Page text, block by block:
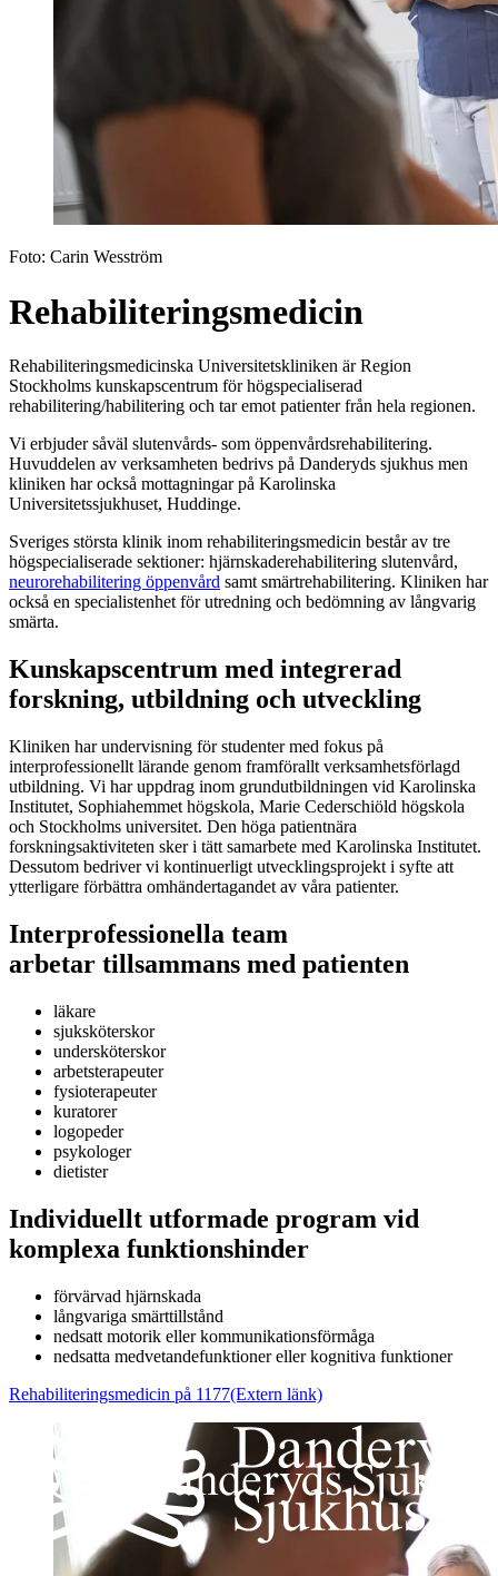
Foto: Carin Wesström
Rehabiliteringsmedicin
Rehabiliteringsmedicinska Universitetskliniken är Region
Stockholms kunskapscentrum för högspecialiserad
rehabilitering/habilitering och tar emot patienter från hela regionen.
Vi erbjuder såväl slutenvårds- som öppenvårdsrehabilitering.
Huvuddelen av verksamheten bedrivs på Danderyds sjukhus men
kliniken har också mottagningar på Karolinska
Universitetssjukhuset, Huddinge.
Sveriges största klinik inom rehabiliteringsmedicin består av tre
högspecialiserade sektioner: hjärnskaderehabilitering slutenvård,
neurorehabilitering öppenvård samt smärtrehabilitering. Kliniken har
också en specialistenhet för utredning och bedömning av långvarig
smärta.
Kunskapscentrum med integrerad
forskning, utbildning och utveckling
Kliniken har undervisning för studenter med fokus på
interprofessionellt lärande genom framförallt verksamhetsförlagd
utbildning. Vi har uppdrag inom grundutbildningen vid Karolinska
Institutet, Sophiahemmet högskola, Marie Cederschiöld högskola
och Stockholms universitet. Den höga patientnära
forskningsaktiviteten sker i tätt samarbete med Karolinska Institutet.
Dessutom bedriver vi kontinuerligt utvecklingsprojekt i syfte att
ytterligare förbättra omhändertagandet av våra patienter.
Interprofessionella team
arbetar tillsammans med patienten
läkare
sjuksköterskor
undersköterskor
arbetsterapeuter
fysioterapeuter
kuratorer
logopeder
psykologer
dietister
Individuellt utformade program vid
komplexa funktionshinder
förvärvad hjärnskada
långvariga smärttillstånd
nedsatt motorik eller kommunikationsförmåga
nedsatta medvetandefunktioner eller kognitiva funktioner
Rehabiliteringsmedicin på 1177(Extern länk)